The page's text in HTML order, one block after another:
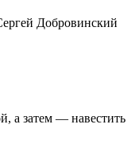
Добровинский
а затем — навестить